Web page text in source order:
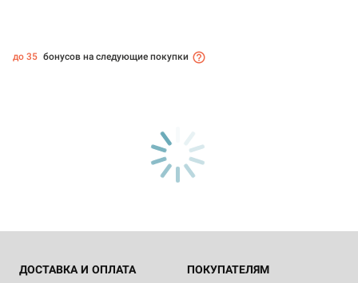
до 35 бонусов на следующие покупки
ДОСТАВКА И ОПЛАТА ПОКУПАТЕЛЯМ